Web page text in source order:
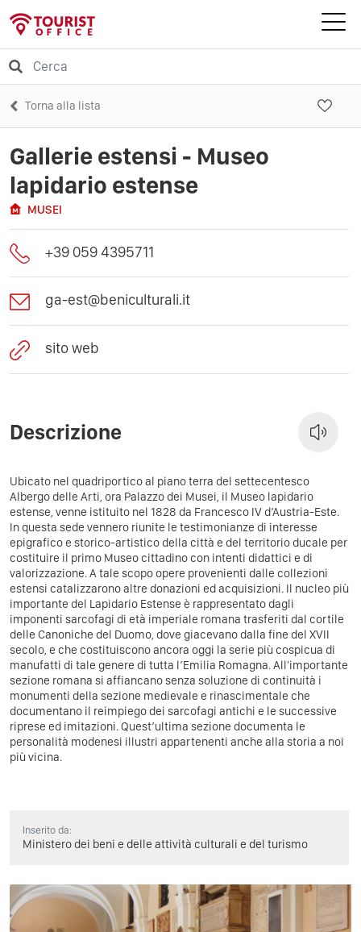
Torna alla lista
Gallerie estensi - Museo
lapidario estense
MUSEI
+39 059 4395711
ga-est@beniculturali.it
sito web
Descrizione
Ubicato nel quadriportico al piano terra del settecentesco
Albergo delle Arti, ora Palazzo dei Musei, il Museo lapidario
estense, venne istituito nel 1828 da Francesco IV d’Austria-Este.
In questa sede vennero riunite le testimonianze di interesse
epigrafico e storico-artistico della città e del territorio ducale per
costituire il primo Museo cittadino con intenti didattici e di
valorizzazione. A tale scopo opere provenienti dalle collezioni
estensi catalizzarono altre donazioni ed acquisizioni. Il nucleo più
importante del Lapidario Estense è rappresentato dagli
imponenti sarcofagi di età imperiale romana trasferiti dal cortile
delle Canoniche del Duomo, dove giacevano dalla fine del XVII
secolo, e che costituiscono ancora oggi la serie più cospicua di
manufatti di tale genere di tutta l’Emilia Romagna. All'importante
sezione romana si affiancano senza soluzione di continuità i
monumenti della sezione medievale e rinascimentale che
documentano il reimpiego dei sarcofagi antichi e le successive
riprese ed imitazioni. Quest’ultima sezione documenta le
personalità modenesi illustri appartenenti anche alla storia a noi
più vicina.
Inserito da:
Ministero dei beni e delle attività culturali e del turismo